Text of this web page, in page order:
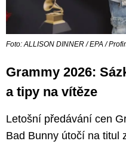
Foto: ALLISON DINNER / EPA /
Grammy 2026:
a tipy na vítěze
Letošní předávání cen
Bad Bunny útočí na titul